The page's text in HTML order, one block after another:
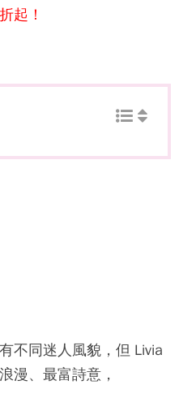
起！
不同迷人風貌，但 Livia
漫、最富詩意，